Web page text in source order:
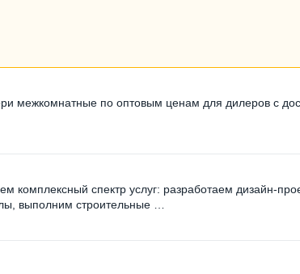
межкомнатные по оптовым ценам для дилеров с
спектр услуг: разработаем дизайн-
выполним строительные …